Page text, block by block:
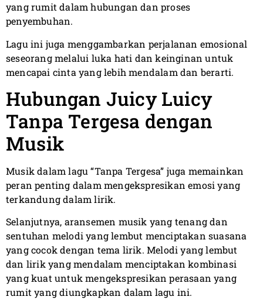
yang rumit dalam hubungan dan proses
penyembuhan.
Lagu ini juga menggambarkan perjalanan emosional
seseorang melalui luka hati dan keinginan untuk
mencapai cinta yang lebih mendalam dan berarti.
Hubungan Juicy Luicy
Tanpa Tergesa dengan
Musik
Musik dalam lagu “Tanpa Tergesa” juga memainkan
peran penting dalam mengekspresikan emosi yang
terkandung dalam lirik.
Selanjutnya, aransemen musik yang tenang dan
sentuhan melodi yang lembut menciptakan suasana
yang cocok dengan tema lirik. Melodi yang lembut
dan lirik yang mendalam menciptakan kombinasi
yang kuat untuk mengekspresikan perasaan yang
rumit yang diungkapkan dalam lagu ini.